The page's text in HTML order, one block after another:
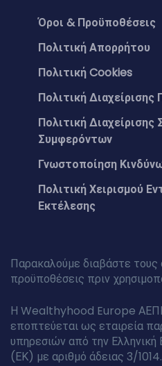
Όροι & Προϋποθέσεις
Πολιτική Απορρήτου
Πολιτική Cookies
Πολιτική
Πολιτική
Συμφερόντων
Γνωστοποίηση
Πολιτική Χειρισμού
Εκτέλεσης
Παρακαλούμε διαβάστε τους
προϋποθέσεις πριν
Η Wealthyhood Europe
εποπτεύεται ως εταιρεία
υπηρεσιών από την
(ΕΚ) με αριθμό άδειας 3/